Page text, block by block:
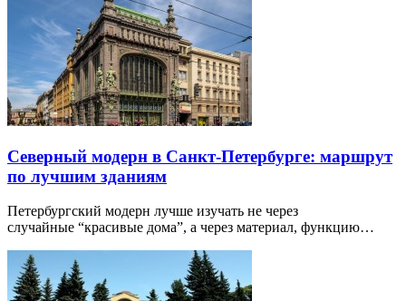
Северный модерн в Санкт-Петербурге: маршрут
по лучшим зданиям
Петербургский модерн лучше изучать не через
случайные “красивые дома”, а через материал, функцию…